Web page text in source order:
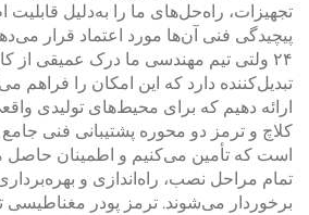
تجهیزات، راه‌حل‌های ما را به‌دلیل قابلیت
پیچیدگی فنی آن‌ها مورد اعتماد قرار
۲۴ ولتی
تیم مهندسی ما درک عمیقی از
تبدیل‌کننده دارد که این امکان را فراهم
ارائه دهیم که برای محیط‌های تولیدی
کلاچ و ترمز دو محوره پشتیبانی فنی
است که تأمین می‌کنیم و اطمینان
تمام مراحل نصب، راه‌اندازی و
برخوردار می‌شوند. ترمز پودر مغناطیسی